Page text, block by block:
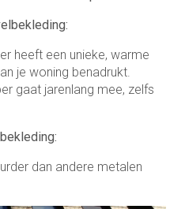
heeft een unieke, warme
je woning benadrukt.
gaat jarenlang mee, zelfs
dan andere metalen